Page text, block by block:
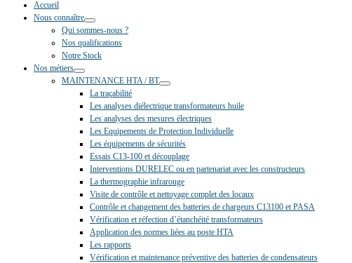
Accueil
Nous connaître
Qui sommes-nous ?
Nos qualifications
Notre Stock
Nos métiers
MAINTENANCE HTA / BT
La traçabilité
Les analyses diélectrique transformateurs huile
Les analyses des mesures électriques
Les Equipements de Protection Individuelle
Les équipements de sécurités
Essais C13-100 et découplage
Interventions DURELEC ou en partenariat avec les constructeurs
La thermographie infrarouge
Visite de contrôle et nettoyage complet des locaux
Contrôle et changement des batteries de chargeurs C13100 et PASA
Vérification et réfection d’étanchéité transformateurs
Application des normes liées au poste HTA
Les rapports
Vérification et maintenance préventive des batteries de condensateurs